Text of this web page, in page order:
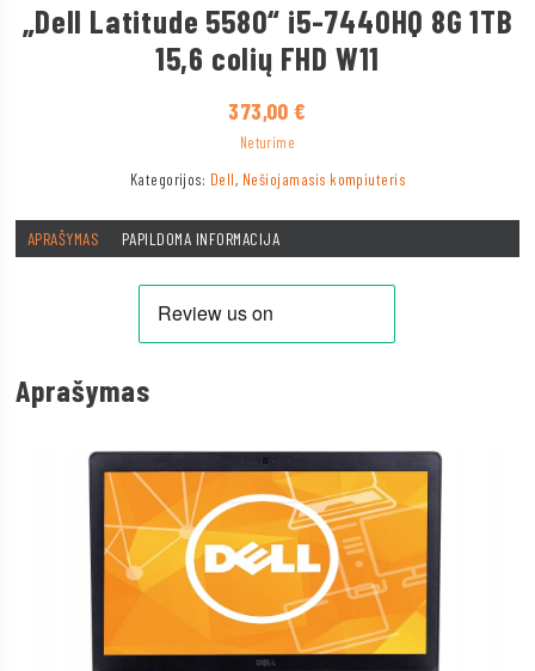
„Dell Latitude 5580“ i5-7440HQ 8G 1TB
15,6 colių FHD W11
373,00€
Neturime
Kategorijos: Dell, Nešiojamasis kompiuteris
APRAŠYMAS PAPILDOMA INFORMACIJA
Aprašymas